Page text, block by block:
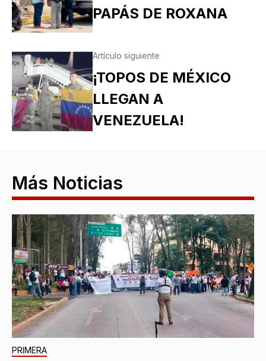
PAPÁS DE ROXANA
Artículo siguiente
¡TOPOS DE MÉXICO
LLEGAN A
VENEZUELA!
Más Noticias
PRIMERA